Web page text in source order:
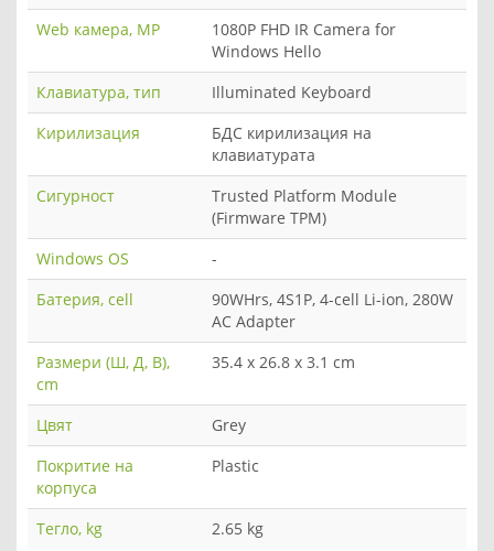
Web камера, MP
1080P FHD IR Camera for
Windows Hello
Клавиатура, тип
Illuminated Keyboard
Кирилизация
БДС кирилизация на
клавиатурата
Сигурност
Trusted Platform Module
(Firmware TPM)
Windows OS
-
Батерия, cell
90WHrs, 4S1P, 4-cell Li-ion, 280W
AC Adapter
Размери (Ш, Д, В),
cm
35.4 x 26.8 x 3.1 cm
Цвят
Grey
Покритие на
корпуса
Plastic
Тегло, kg 2.65 kg